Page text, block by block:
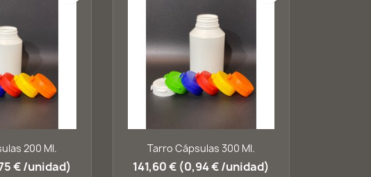
rápida
+1
200 Ml.
€ /unidad)
Vista rápida
+1
Tarro Cápsulas 300 Ml.
141,60 € (0,94 € /unidad)